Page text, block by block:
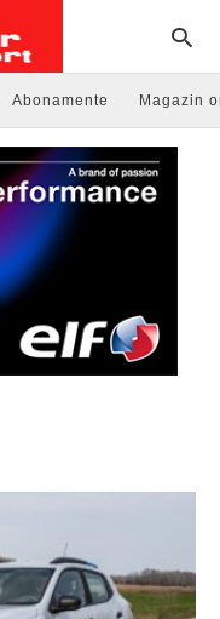
Abonamente Magazin